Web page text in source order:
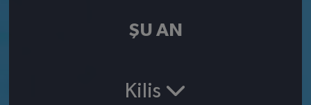
ŞU AN
Kilis